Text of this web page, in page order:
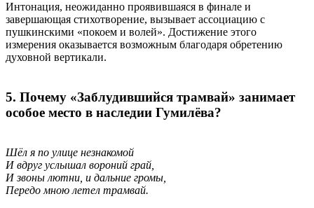
Интонация, неожиданно проявившаяся в финале и
завершающая стихотворение, вызывает ассоциацию с
пушкинскими «покоем и волей». Достижение этого
измерения оказывается возможным благодаря обретению
духовной вертикали.
5. Почему «Заблудившийся трамвай» занимает
особое место в наследии Гумилёва?
Шёл я по улице незнакомой
И вдруг услышал вороний грай,
И звоны лютни, и дальние громы,
Передо мною летел трамвай.